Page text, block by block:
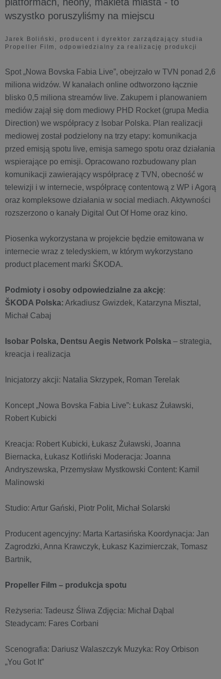
wszystko poruszyliśmy na miejscu
Jarek Boliński, producent i dyrektor zarządzający studia
Propeller Film, odpowiedzialny za realizację produkcji
Spot „Nowa Bovska Fabia Live”, obejrzało w TVN ponad 2,6
miliona widzów. W kanałach online odtworzono łącznie
blisko 0,5 miliona streamów live. Zakupem i planowaniem
mediów zajął się dom mediowy PHD Rocket (grupa Media
Direction) we współpracy z Isobar Polska. Plan realizacji
mediowej został podzielony na trzy etapy: komunikacja
przed emisją spotu live, emisja samego spotu oraz działania
wspierające po emisji. Opracowano rozbudowany plan
komunikacji zawierający współpracę z TVN, obecność w
telewizji i w internecie, współpracę contentową z WP i Agorą
oraz kompleksowe działania w social mediach. Aktywności
rozszerzono o kanały Digital Out Of Home oraz kino.
Piosenka wykorzystana w projekcie będzie emitowana w
internecie wraz z teledyskiem, w którym wykorzystano
product placement marki ŠKODA.
Podmioty i osoby odpowiedzialne za akcję:
ŠKODA Polska: Arkadiusz Gwizdek, Katarzyna Misztal,
Michał Cabaj
Isobar Polska, Dentsu Aegis Network Polska – strategia,
kreacja i realizacja
Inicjatorzy akcji: Natalia Skrzypek, Roman Terelak
Koncept „Nowa Bovska Fabia Live”: Łukasz Żuławski,
Robert Kubicki
Kreacja: Robert Kubicki, Łukasz Żuławski, Joanna
Biernacka, Łukasz Kotliński Moderacja: Joanna
Andryszewska, Przemysław Mystkowski Content: Kamil
Malinowski
Studio: Artur Gański, Piotr Polit, Michał Solarski
Producent agencyjny: Marta Kartasińska Koordynacja: Jan
Zagrodzki, Anna Krawczyk, Łukasz Kazimierczak, Tomasz
Bartnik,
Propeller Film – produkcja spotu
Reżyseria: Tadeusz Śliwa Zdjęcia: Michał Dąbal
Steadycam: Fares Corbani
Scenografia: Dariusz Walaszczyk Muzyka: Roy Orbison
„You Got It”